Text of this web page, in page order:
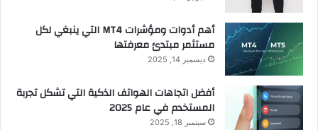
أهم أدوات ومؤشرات MT4 التي ينبغي لكل
مستثمر مبتدئ معرفتها
ديسمبر 14, 2025
أفضل اتجاهات الهواتف الذكية التي تشكل تجربة
المستخدم في عام 2025
سبتمبر 18, 2025